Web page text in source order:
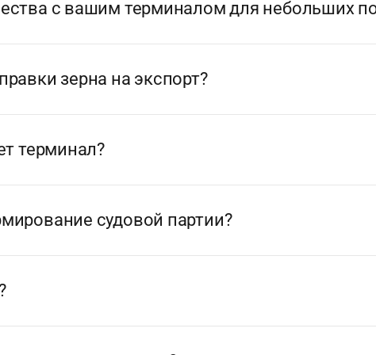
с вашим терминалом для небольших
зерна на экспорт?
терминал?
судовой партии?